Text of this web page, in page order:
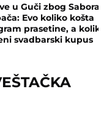
u Guči zbog Sabora
Evo koliko košta
prasetine, a
svadbarski kupus